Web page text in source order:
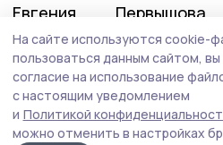
Евгения
федеральной
реализовывалась
программе —
Константином
программу подали
На сайте используются cookie-
пользоваться данным сайтом,
согласие на использование
с настоящим уведомлением
и Политикой
можно отменить в настройках